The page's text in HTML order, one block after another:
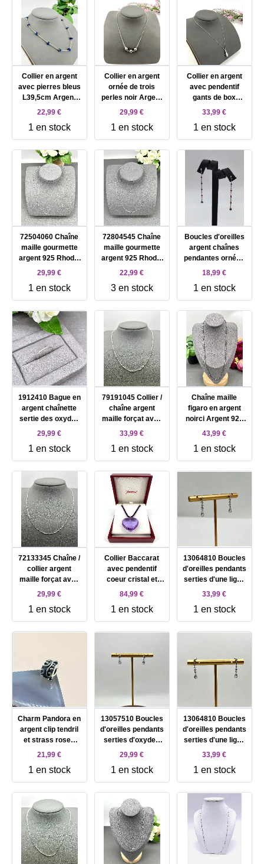
Collier en argent
avec pierres bleus
L39,5cm Argent
925 Millième (22
22,99 €
1 en stock
Collier en argent
ornée de trois
perles noir Argent
925 Millième (22
29,99 €
1 en stock
Collier en argent
avec pendentif
gants de box
L44,5cm Argent
CT) 4,16g
33,99 €
1 en stock
72504060 Chaîne
maille gourmette
argent 925 Rhodié
L60 cm Argent 925
2,86g
29,99 €
1 en stock
72804545 Chaîne
maille gourmette
argent 925 Rhodié
L39-45 Argent 925
2,62g
22,99 €
3 en stock
Boucles d'oreilles
argent chaînes
pendantes ornées
de perles rouges
Millième (22 CT)
0,72g
18,99 €
1 en stock
1912410 Bague en
argent chaînette
sertie des oxydes
Argent 925
0,57g
29,99 €
1 en stock
79191045 Collier /
chaîne argent
maille forçat avec
petits ronds argent
3,7g Argent 925
Millième (22 CT)
3,7g
33,99 €
1 en stock
Chaîne maille
figaro en argent
noirci Argent 925
Millième (22 CT)
43,99 €
1 en stock
72133345 Chaîne /
collier argent
maille forçat avec
petits carrés L45
Millième (22 ct)
2,39g Argent 925
Millième (22 CT)
29,99 €
1 en stock
Collier Baccarat
avec pendentif
coeur cristal et
cordon violet,
Argent 925
Millième (22 CT)
22,54g
84,99 €
1 en stock
13064810 Boucles
d'oreilles pendants
serties d'une ligne
d'oxydes argent
1,3g Argent 925
Millième (22 CT)
1,3g
33,99 €
1 en stock
Charm Pandora en
argent clip tendril
et strass roses
Argent 925
2,36g
21,99 €
1 en stock
13057510 Boucles
d'oreilles pendants
serties d'oxydes
argent 925
1,14g Argent 925
Millième (22 CT)
1,14g
29,99 €
1 en stock
13064810 Boucles
d'oreilles pendants
serties d'une ligne
d'oxydes argent
1,3g Argent 925
Millième (22 CT)
1,3g
33,99 €
1 en stock